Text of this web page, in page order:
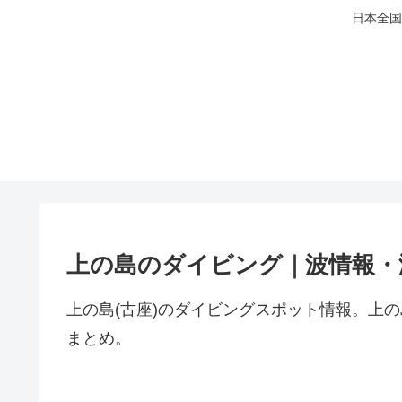
日本全
上の島のダイビング｜波情報
上の島(古座)のダイビングスポット情報。上
まとめ。